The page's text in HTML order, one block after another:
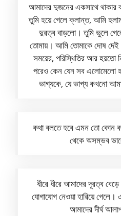
আমাদের দুজনের একসাথে
তুমি হয়ে গেলে ক্লান্ত, আমি
দুরত্ব বাড়লো। তুমি ভুলে
তোমায়। আমি তোমাকে দোষ দেই
সময়ের, পরিস্থিতির আর হয়তো
পরেও কেন যেন সব এলোমেলো
ভাগ্যকে, যে ভাগ্য কখনো
কথা বলতে হবে এমন তো কোন
থেকে অসম্ভব
ধীরে ধীরে আমাদের দূরত্ব
যোগাযোগ নেওয়া হারিয়ে
আমাদের দীর্ঘ